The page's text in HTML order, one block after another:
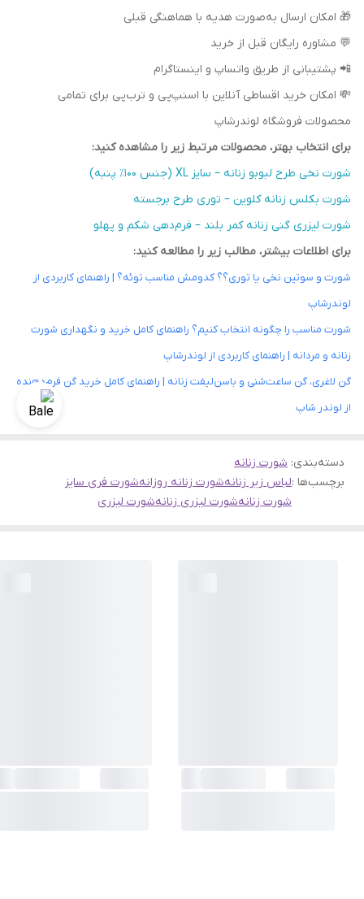
🎁 امکان ارسال به‌صورت هدیه با هماهنگی قبلی
💬 مشاوره رایگان قبل از خرید
📲 پشتیبانی از طریق واتساپ و اینستاگرام
💸 امکان خرید اقساطی آنلاین با اسنپ‌پی و ترب‌پی برای تمامی
محصولات فروشگاه لوندرشاپ
برای انتخاب بهتر، محصولات مرتبط زیر را مشاهده کنید:
شورت نخی طرح لبوبو زنانه – سایز XL (جنس ۱۰۰٪ پنبه)
شورت بکلس زنانه کلوین – توری طرح برجسته
شورت لیزری گنی زنانه کمر بلند – فرم‌دهی شکم و پهلو
برای اطلاعات بیشتر، مطالب زیر را مطالعه کنید:
شورت و سوتین نخی یا توری؟؟ کدومش مناسب توئه؟ | راهنمای کاربردی از
لوندرشاپ
شورت مناسب را چگونه انتخاب کنیم؟ راهنمای کامل خرید و نگهداری شورت
زنانه و مردانه | راهنمای کاربردی از لوندرشاپ
گن لاغری، گن ساعت‌شنی و باسن‌لیفت زنانه | راهنمای کامل خرید گن فرم‌دهنده
از لوندر شاپ
دسته‌بندی: شورت زنانه
برچسب‌ها :لباس زیر زنانهشورت زنانه روزانهشورت فری سایز
شورت زنانهشورت لیزری زنانهشورت لیزری